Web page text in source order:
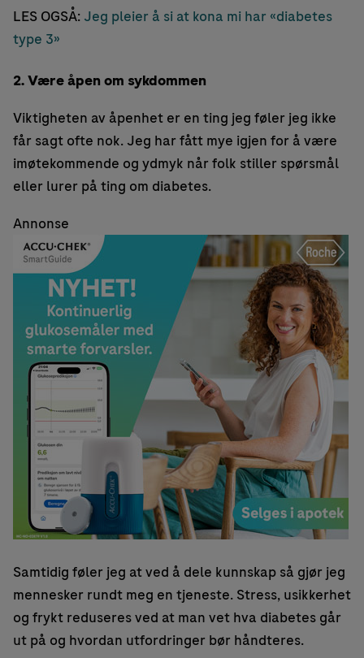
LES OGSÅ: Jeg pleier å si at kona mi har «diabetes
type 3»
2. Være åpen om sykdommen
Viktigheten av åpenhet er en ting jeg føler jeg ikke
får sagt ofte nok. Jeg har fått mye igjen for å være
imøtekommende og ydmyk når folk stiller spørsmål
eller lurer på ting om diabetes.
Annonse
Samtidig føler jeg at ved å dele kunnskap så gjør jeg
mennesker rundt meg en tjeneste. Stress, usikkerhet
og frykt reduseres ved at man vet hva diabetes går
ut på og hvordan utfordringer bør håndteres.